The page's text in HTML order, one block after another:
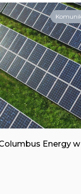
Energy